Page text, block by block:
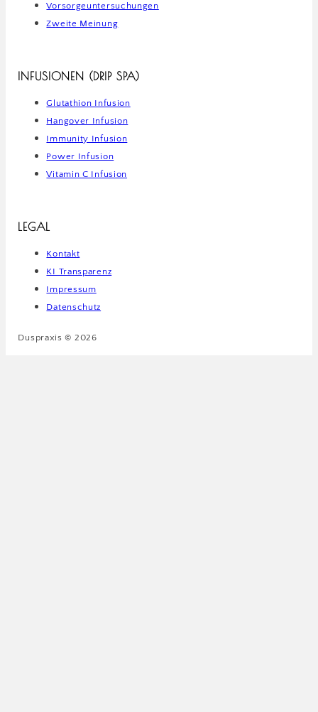
Vorsorgeuntersuchungen
Zweite Meinung
INFUSIONEN (DRIP SPA)
Glutathion Infusion
Hangover Infusion
Immunity Infusion
Power Infusion
Vitamin C Infusion
LEGAL
Kontakt
KI Transparenz
Impressum
Datenschutz
Duspraxis © 2026